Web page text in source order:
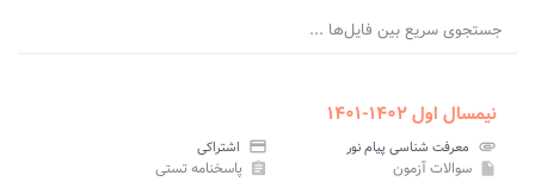
جستجوی سریع بین فایل‌ها ...
نیمسال اول ۱۴۰۲-۱۴۰۱
attachment معرفت شناسی پیام نور credit_card اشتراکی
insert_drive_file سوالات آزمون assignment پاسخنامه تستی